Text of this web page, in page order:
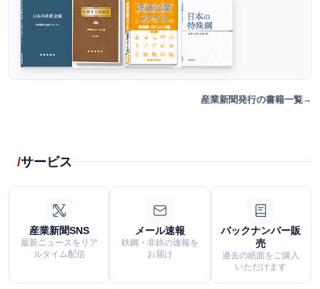
産業新聞発行の書籍一覧
サービス
産業新聞SNS
最新ニュースをリア
ルタイム配信
メール速報
鉄鋼・非鉄の速報を
お届け
バックナンバー販
売
過去の紙面をご購入
いただけます